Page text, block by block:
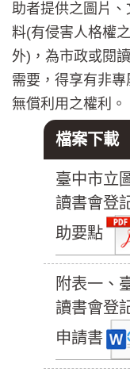
助者提供之圖片、
料(有侵害人格權
外)，為市政或閱
需要，得享有非專
無償利用之權利。
檔案下載
臺中市立
讀書會登
助要點
附表一、
讀書會登
申請書